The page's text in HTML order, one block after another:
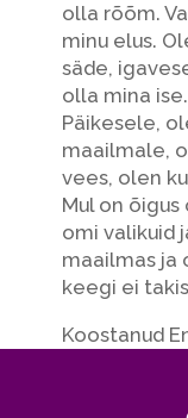
olla rõõm.
minu elus.
säde,
olla mina
Päikesele,
maailmale,
vees, olen
Mul on õigus
omi valikuid
maailmas ja
keegi ei
Koostanud